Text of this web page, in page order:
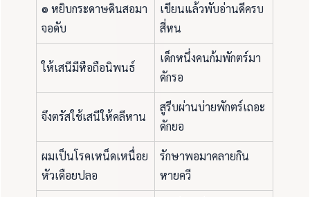
๏ หยิบกระดาษดินสอมา
จอดับ
เขียนแล้วพับอ่านดีครบ
สี่หน
ให้เสนีมีหือถือนิพนธ์
เด็กหนึ่งคนก้มพักตร์มา
ดักรอ
จึงตรัสใช้เสนีให้คลีหาน
สูรีบผ่านบ่ายพักตร์เถอะ
ดักยอ
ผมเป็นโรคเหน็ดเหนื่อย
หัวเดือยปลอ
รักษาพอมาคลายกิน
หายควี